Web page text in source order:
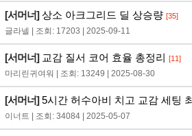
[서머너]상소 아크그리드 딜 상승량 [35]
글라넬 | 조회: 17203 | 2025-09-11
[서머너]교감 질서 코어 효율 총정리 [11]
마리린귀여워 | 조회: 13249 | 2025-08-30
[서머너]5시간 허수아비 치고 교감 세팅
이너트 | 조회: 34084 | 2025-05-07